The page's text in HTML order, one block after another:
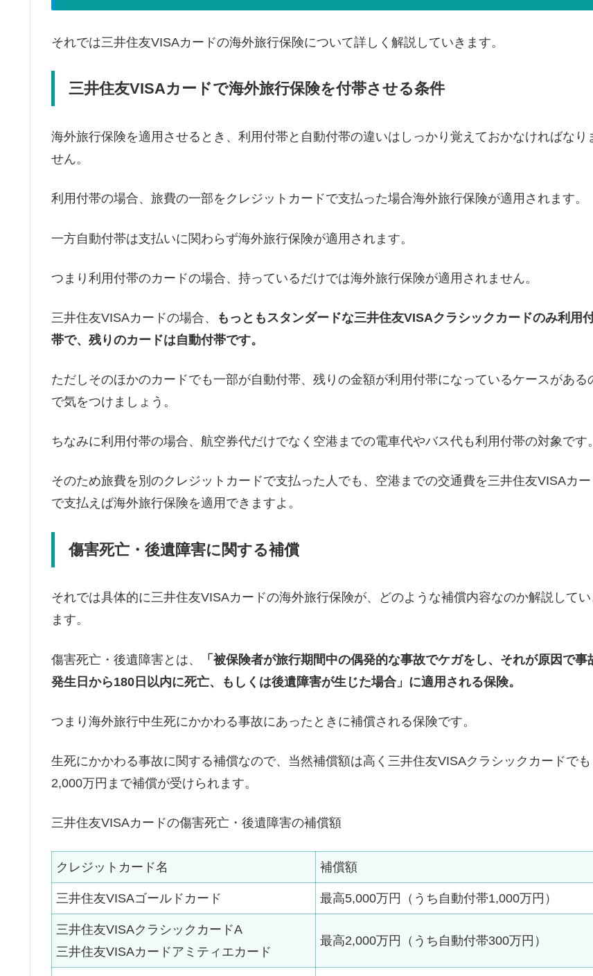
それでは三井住友VISAカードの海外旅行保険について詳しく解説していきます。
三井住友VISAカードで海外旅行保険を付帯させる条件
海外旅行保険を適用させるとき、利用付帯と自動付帯の違いはしっかり覚えておかなければなり
せん。
利用付帯の場合、旅費の一部をクレジットカードで支払った場合海外旅行保険が適用されます。
一方自動付帯は支払いに関わらず海外旅行保険が適用されます。
つまり利用付帯のカードの場合、持っているだけでは海外旅行保険が適用されません。
三井住友VISAカードの場合、
もっともスタンダードな三井住友VISAクラシックカードのみ利用
帯で、残りのカードは自動付帯です。
ただしそのほかのカードでも一部が自動付帯、残りの金額が利用付帯になっているケースがある
で気をつけましょう。
ちなみに利用付帯の場合、航空券代だけでなく空港までの電車代やバス代も利用付帯の対象です。
そのため旅費を別のクレジットカードで支払った人でも、空港までの交通費を三井住友VISAカー
で支払えば海外旅行保険を適用できますよ。
傷害死亡・後遺障害に関する補償
それでは具体的に三井住友VISAカードの海外旅行保険が、どのような補償内容なのか解説してい
ます。
傷害死亡・後遺障害とは、
「被保険者が旅行期間中の偶発的な事故でケガをし、それが原因で事
発生日から180日以内に死亡、もしくは後遺障害が生じた場合」に適用される保険。
つまり海外旅行中生死にかかわる事故にあったときに補償される保険です。
生死にかかわる事故に関する補償なので、当然補償額は高く三井住友VISAクラシックカードでも
2,000万円まで補償が受けられます。
三井住友VISAカードの傷害死亡・後遺障害の補償額
クレジットカード名 補償額
三井住友VISAゴールドカード 最高5,000万円（うち自動付帯1,000万円）
三井住友VISAクラシックカードA
三井住友VISAカードアミティエカード
最高2,000万円（うち自動付帯300万円）